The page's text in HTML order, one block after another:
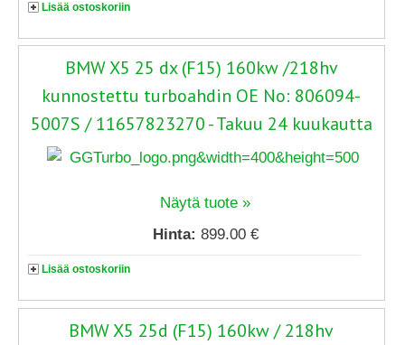
Lisää ostoskoriin
BMW X5 25 dx (F15) 160kw /218hv
kunnostettu turboahdin OE No: 806094-
5007S / 11657823270 - Takuu 24 kuukautta
Näytä tuote »
Hinta: 899.00 €
Lisää ostoskoriin
BMW X5 25d (F15) 160kw / 218hv